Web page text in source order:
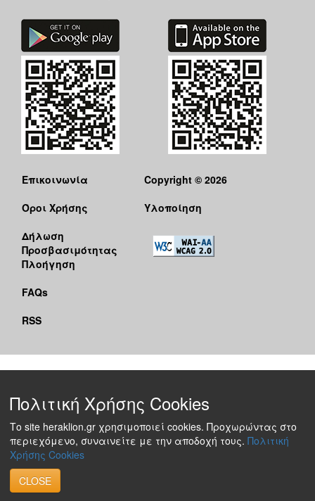
Επικοινωνία
Όροι Χρήσης
Δήλωση
Προσβασιμότητας
Πλοήγηση
FAQs
RSS
Copyright © 2026
Υλοποίηση
Πολιτική Χρήσης Cookies
Το site heraklion.gr χρησιμοποιεί cookies. Προχωρώντας στο
περιεχόμενο, συναινείτε με την αποδοχή τους. Πολιτική
Χρήσης Cookies
CLOSE